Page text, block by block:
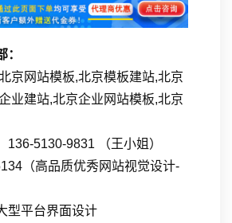
京网站模板,北京模板建站,北京
业建站,北京企业网站模板,北京
136-5130-9831 （王小姐）
（高品质优秀网站视觉设计-
型平台界面设计